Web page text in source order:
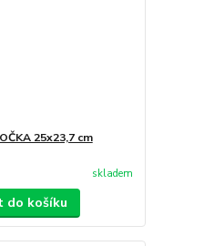
25x23,7 cm
skladem
do košíku